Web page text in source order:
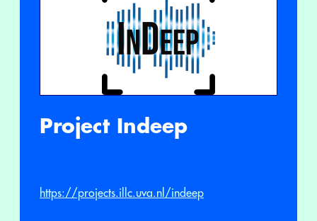
Project Indeep
https://projects.illc.uva.nl/indeep